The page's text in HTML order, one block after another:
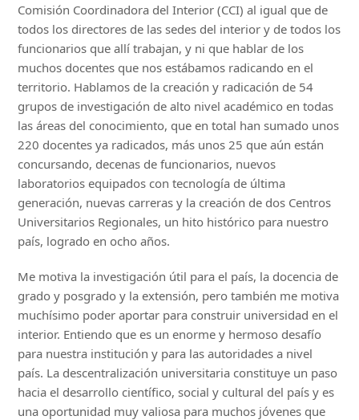
Comisión Coordinadora del Interior (CCI) al igual que de
todos los directores de las sedes del interior y de todos los
funcionarios que allí trabajan, y ni que hablar de los
muchos docentes que nos estábamos radicando en el
territorio. Hablamos de la creación y radicación de 54
grupos de investigación de alto nivel académico en todas
las áreas del conocimiento, que en total han sumado unos
220 docentes ya radicados, más unos 25 que aún están
concursando, decenas de funcionarios, nuevos
laboratorios equipados con tecnología de última
generación, nuevas carreras y la creación de dos Centros
Universitarios Regionales, un hito histórico para nuestro
país, logrado en ocho años.
Me motiva la investigación útil para el país, la docencia de
grado y posgrado y la extensión, pero también me motiva
muchísimo poder aportar para construir universidad en el
interior. Entiendo que es un enorme y hermoso desafío
para nuestra institución y para las autoridades a nivel
país. La descentralización universitaria constituye un paso
hacia el desarrollo científico, social y cultural del país y es
una oportunidad muy valiosa para muchos jóvenes que